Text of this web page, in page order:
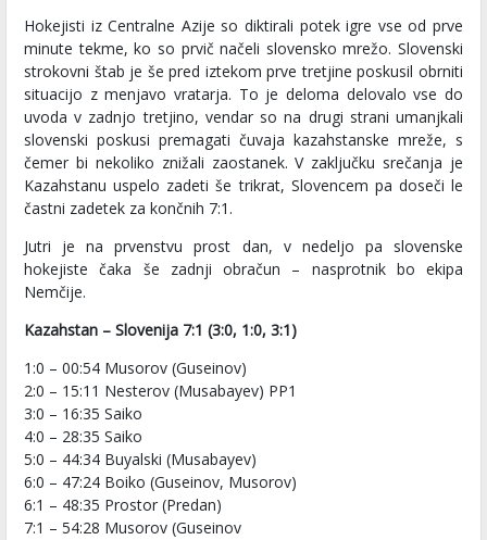
Hokejisti iz Centralne Azije so diktirali potek igre vse od prve
minute tekme, ko so prvič načeli slovensko mrežo. Slovenski
strokovni štab je še pred iztekom prve tretjine poskusil obrniti
situacijo z menjavo vratarja. To je deloma delovalo vse do
uvoda v zadnjo tretjino, vendar so na drugi strani umanjkali
slovenski poskusi premagati čuvaja kazahstanske mreže, s
čemer bi nekoliko znižali zaostanek. V zaključku srečanja je
Kazahstanu uspelo zadeti še trikrat, Slovencem pa doseči le
častni zadetek za končnih 7:1.
Jutri je na prvenstvu prost dan, v nedeljo pa slovenske
hokejiste čaka še zadnji obračun – nasprotnik bo ekipa
Nemčije.
Kazahstan – Slovenija 7:1 (3:0, 1:0, 3:1)
1:0 – 00:54 Musorov (Guseinov)
2:0 – 15:11 Nesterov (Musabayev) PP1
3:0 – 16:35 Saiko
4:0 – 28:35 Saiko
5:0 – 44:34 Buyalski (Musabayev)
6:0 – 47:24 Boiko (Guseinov, Musorov)
6:1 – 48:35 Prostor (Predan)
7:1 – 54:28 Musorov (Guseinov